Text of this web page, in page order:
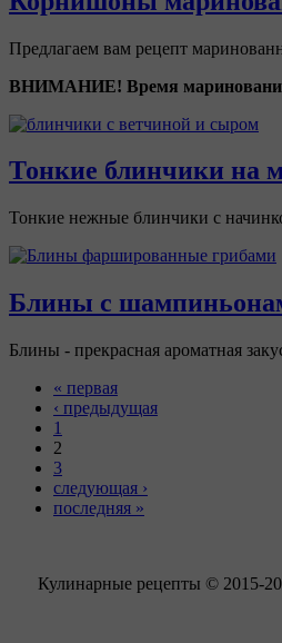
Предлагаем вам рецепт
ВНИМАНИЕ! Время
Тонкие блинчики на
Тонкие нежные блинчики с
Блины с
Блины - прекрасная ароматная
« первая
‹ предыдущая
1
2
3
следующая ›
последняя »
Кулинарные рецепты © 2015-